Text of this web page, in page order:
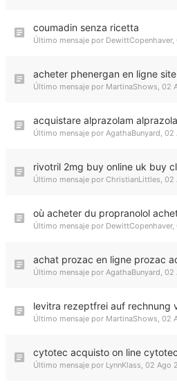
coumadin senza ricetta
Último mensaje por DewittCopenhaver,
acheter phenergan en ligne
Último mensaje por MartinaShows, 02
acquistare alprazolam
Último mensaje por AgathaBunyard, 02
rivotril 2mg buy online uk buy
Último mensaje por ChristianLittles, 02
où acheter du propranolol
Último mensaje por DewittCopenhaver,
achat prozac en ligne prozac
Último mensaje por AgathaBunyard, 02
levitra rezeptfrei auf rechnung
Último mensaje por MartinaShows, 02
cytotec acquisto on line
Último mensaje por LynnKlass, 02 Ago